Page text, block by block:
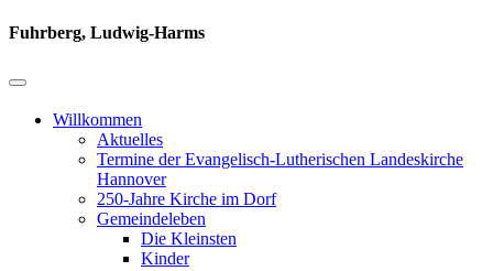
Fuhrberg, Ludwig-Harms
Willkommen
Aktuelles
Termine der Evangelisch-Lutherischen Landeskirche
Hannover
250-Jahre Kirche im Dorf
Gemeindeleben
Die Kleinsten
Kinder